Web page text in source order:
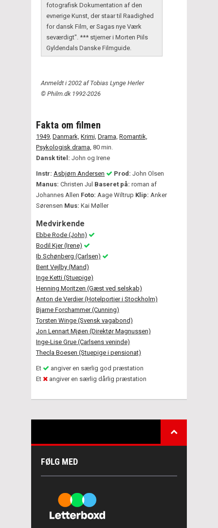
fotografisk Dokumentation af den
evnerige Kunst, der staar til Raadighed
for dansk Film, er Sagas nye Værk
seværdigt". *** stjerner i Morten Piils
Gyldendals Danske Filmguide.
Anmeldt i 2002 af Tobias Lynge Herler
© Philm.dk 1992-2026
Fakta om filmen
1949 Danmark, Krimi, Drama, Romantik,
Psykologisk drama, 80 min.
Dansk titel: John og Irene
Instr: Asbjørn Andersen Prod: John Olsen
Manus: Christen Jul Baseret på: roman af
Johannes Allen Foto: Aage Wiltrup Klip: Anker
Sørensen Mus: Kai Møller
Medvirkende
Ebbe Rode (John)
Bodil Kjer (Irene)
Ib Schønberg (Carlsen)
Bent Vejlby (Mand)
Inge Ketti (Stuepige)
Henning Moritzen (Gæst ved selskab)
Anton de Verdier (Hotelportier i Stockholm)
Bjarne Forchammer (Cunning)
Torsten Winge (Svensk vagabond)
Jon Lennart Mjøen (Direktør Magnussen)
Inge-Lise Grue (Carlsens veninde)
Thecla Boesen (Stuepige i pensionat)
Et
angiver en særlig god præstation
Et
angiver en særlig dårlig præstation
FØLG MED